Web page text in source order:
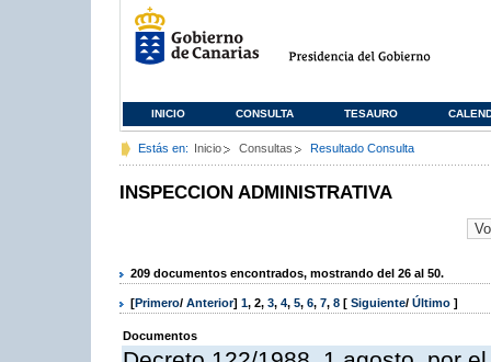
INICIO CONSULTA TESAURO
Estás en: Inicio Consultas Resultado Consulta
INSPECCION ADMINISTRATIVA
209 documentos encontrados, mostrando del 26 al 50.
[Primero/ Anterior] 1, 2, 3, 4, 5, 6, 7, 8 [ Siguiente/ Último ]
Documentos